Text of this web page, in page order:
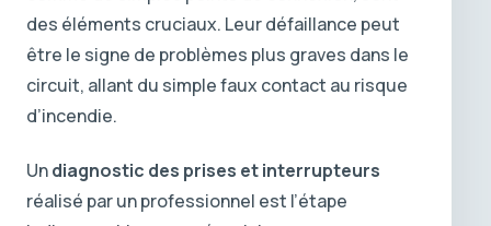
des éléments cruciaux. Leur défaillance peut
être le signe de problèmes plus graves dans le
circuit, allant du simple faux contact au risque
d’incendie.
Undiagnostic des prises et interrupteurs
réalisé par un professionnel est l’étape